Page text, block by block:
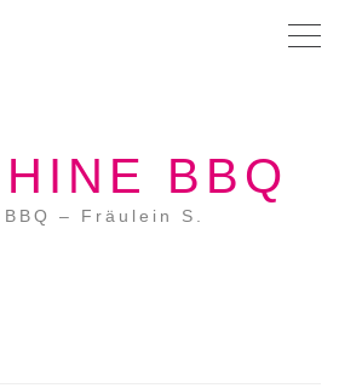
BBQ
– Fräulein S.